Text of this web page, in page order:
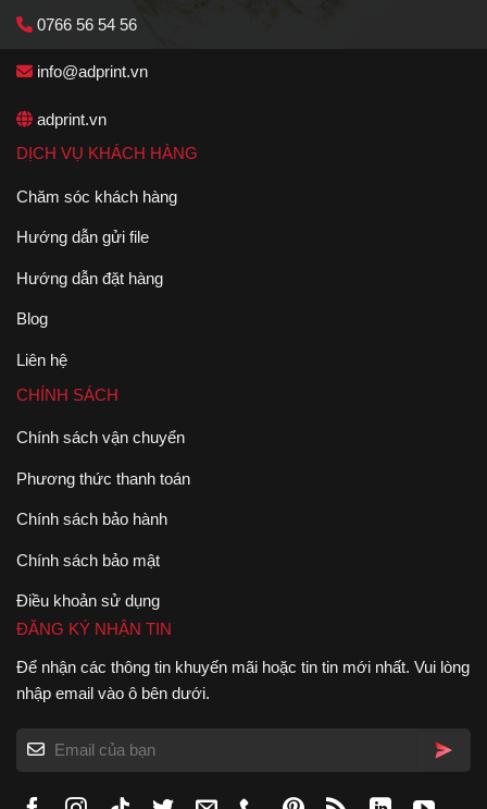
0766 56 54 56
info@adprint.vn
adprint.vn
DỊCH VỤ KHÁCH HÀNG
Chăm sóc khách hàng
Hướng dẫn gửi file
Hướng dẫn đặt hàng
Blog
Liên hệ
CHÍNH SÁCH
Chính sách vận chuyển
Phương thức thanh toán
Chính sách bảo hành
Chính sách bảo mật
Điều khoản sử dụng
ĐĂNG KÝ NHẬN TIN
Để nhận các thông tin khuyến mãi hoặc tin tin mới nhất. Vui lòng
nhập email vào ô bên dưới.